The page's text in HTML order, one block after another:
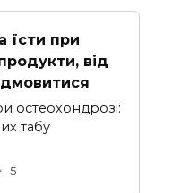
їсти при
від
остеохондрозі:
табу
5